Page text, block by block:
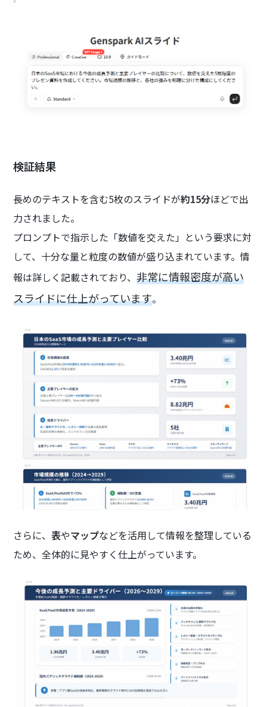
検証結果
長めのテキストを含む5枚のスライドが約15分ほどで出
力されました。
プロンプトで指示した「数値を交えた」という要求に対
して、十分な量と粒度の数値が盛り込まれています。情
報は詳しく記載されており、非常に情報密度が高い
スライドに仕上がっています。
さらに、表やマップなどを活用して情報を整理している
ため、全体的に見やすく仕上がっています。